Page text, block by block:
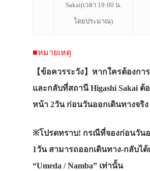
Sakai(เวลา 19:00 น.
โดยประมาณ)
■หมายเหตุ
【ข้อควรระวัง】หากใครต้องกา
และกลับที่สถานี Higashi Sakai ต้
หน้า 2วัน ก่อนวันออกเดินทางจริง
※โปรดทราบ! กรณีที่จองก่อนวัน
1วัน สามารถออกเดินทาง-กลับได้
“Umeda / Namba” เท่านั้น